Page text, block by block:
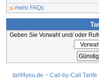
mehr FAQs
Geben Sie Vorwahl und/ oder
tarif4you.de > Call-by-Call Tarife